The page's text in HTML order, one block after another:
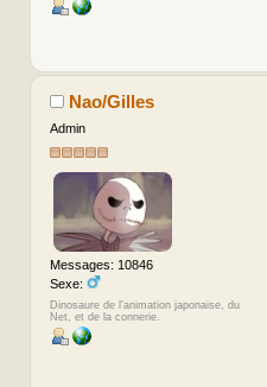
Nao/Gilles
Admin
Messages: 10846
Sexe:
Dinosaure de l'animation japonaise, du
Net, et de la connerie.